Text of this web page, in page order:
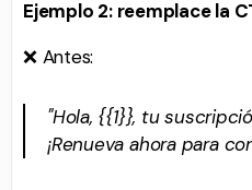
Ejemplo 2: reemplace la
❌ Antes:
"Hola, {{1}}, tu
¡Renueva ahora para